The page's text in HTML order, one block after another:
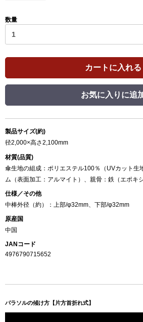
数量
カートに入れる
お気に入りに追
製品サイズ(約)
径2,000×高さ2,100mm
材質(品質)
傘生地の組成：ポリエステル100％（UVカット生
ム（表面加工：アルマイト）、親骨：鉄（エポキ
仕様／その他
中棒外径（約）：上部/φ32mm、下部/φ32mm
原産国
中国
JANコード
4976790715652
パラソルの傾け方【片方首折れ式】